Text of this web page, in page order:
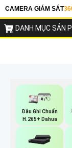
CAMERA GIÁM SÁT
DANH MỤC SẢN
Đầu Ghi Chuẩn
H.265+ Dahua